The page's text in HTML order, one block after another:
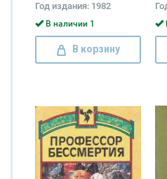
Алексей Толстой, Яков
Полонский, Алексей
Апухтин
Год издания: 1982
В наличии 1
В корзину